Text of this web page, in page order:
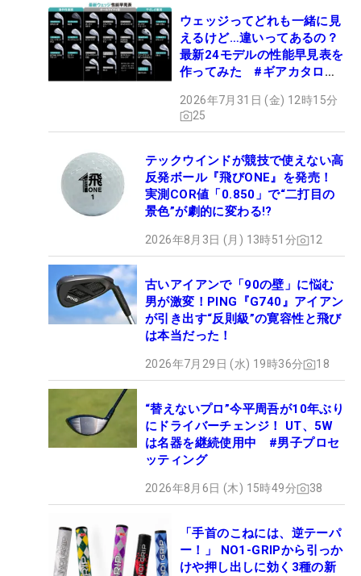
ウェッジってどれも一緒に見
えるけど…違いってあるの？
最新24モデルの性能早見表を
作ってみた #ギアカタログ
2026年7月31日 (金) 12時15分
25
テックウインドが競技で使えない高
反発ボール『飛びONE』を発売！
実測COR値「0.850」で“二打目の
景色”が劇的に変わる!?
2026年8月3日 (月) 13時51分 12
古いアイアンで「90の壁」に悩む
男が激変！PING『G740』アイアン
が引き出す“反則級”の寛容性と飛び
は本当だった！
2026年7月29日 (水) 19時36分 18
“替えないプロ”今平周吾が10年ぶり
にドライバーチェンジ！ UT、5W
は名器を継続使用中 #男子プロセ
ッティング
2026年8月6日 (木) 15時49分 38
「手首のこねには、逆テーパ
ー！」 NO1-GRIPから引っか
けや押し出しに効く3種の新